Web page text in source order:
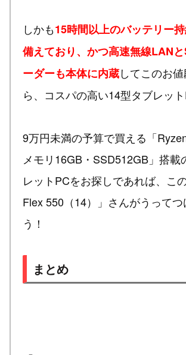
しかも15時間以上のバッテリー
備えており、かつ高速無線LAN
ーダーも本体に内蔵してこのお
ら、コスパの高い14型タブレット
9万円未満の予算で買える「
メモリ16GB・SSD512GB」搭載
レットPCをお探しであれば、こ
Flex 550（14）」さんがうってつ
う！
まとめ